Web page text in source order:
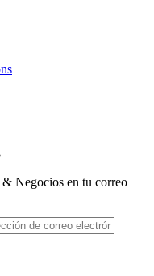
Negocios en tu correo